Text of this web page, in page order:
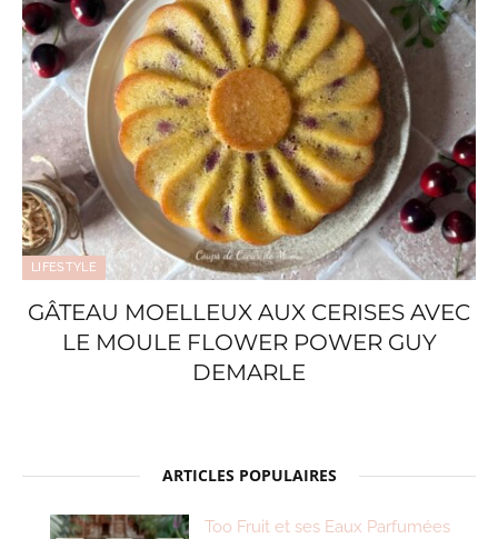
LIFESTYLE
GÂTEAU MOELLEUX AUX CERISES AVEC
LE MOULE FLOWER POWER GUY
DEMARLE
ARTICLES POPULAIRES
Too Fruit et ses Eaux Parfumées